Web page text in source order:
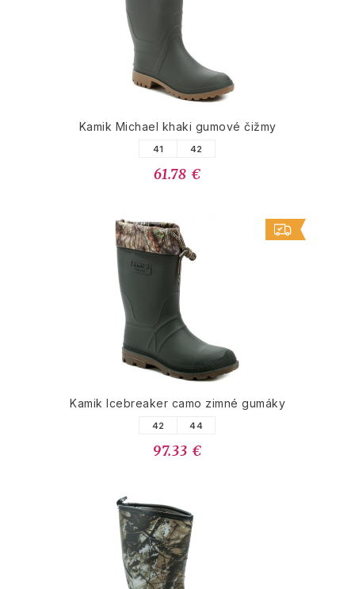
Kamik Michael khaki gumové čižmy
41 42
61.78 €
Kamik Icebreaker camo zimné gumáky
42 44
97.33 €